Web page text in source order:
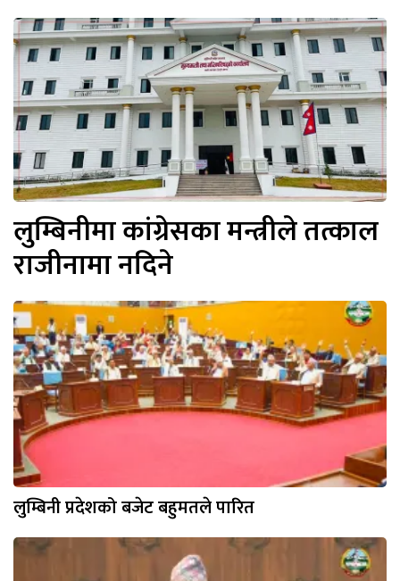
लुम्बिनीमा कांग्रेसका मन्त्रीले तत्काल
राजीनामा नदिने
लुम्बिनी प्रदेशको बजेट बहुमतले पारित